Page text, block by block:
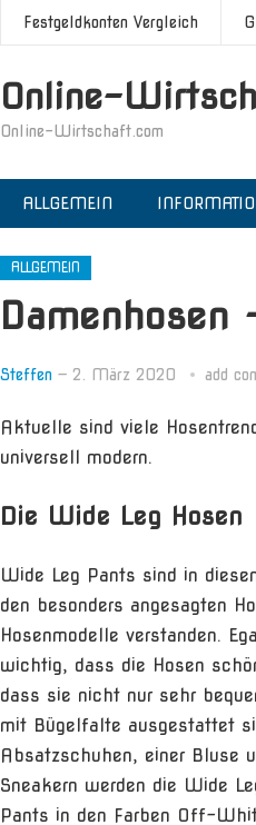
Festgeldkonten Vergleich
Online-
Online-Wirtschaft.com
ALLGEMEIN
ALLGEMEIN
Steffen — 2. März 2020 add
Aktuelle sind viele
universell modern.
Die Wide Leg Hosen
Wide Leg Pants sind in
den besonders angesagten
Hosenmodelle verstanden.
wichtig, dass die Hosen
dass sie nicht nur sehr
mit Bügelfalte ausgestattet
Absatzschuhen, einer Bluse
Sneakern werden die Wide
Pants in den Farben Off-